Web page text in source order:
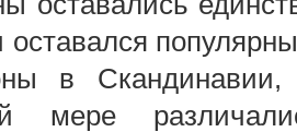
оставался
в
мере